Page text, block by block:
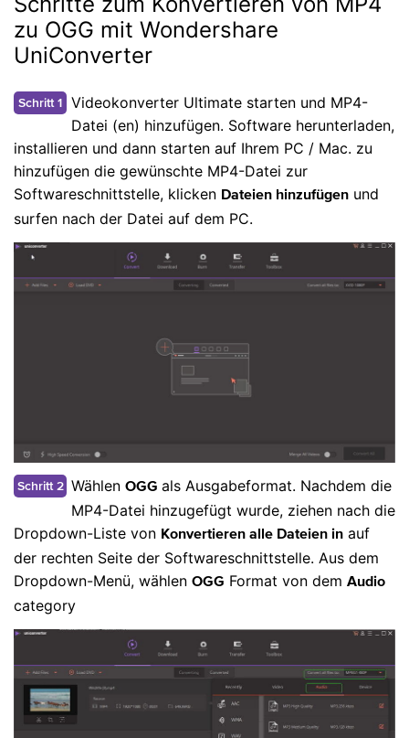
zu OGG mit Wondershare
UniConverter
Schritt 1
Videokonverter Ultimate starten und MP4-
Datei (en) hinzufügen. Software herunterladen,
installieren und dann starten auf Ihrem PC / Mac. zu
hinzufügen die gewünschte MP4-Datei zur
Softwareschnittstelle, klicken Dateien hinzufügen und
surfen nach der Datei auf dem PC.
Schritt 2 Wählen OGG als Ausgabeformat. Nachdem die
MP4-Datei hinzugefügt wurde, ziehen nach die
Dropdown-Liste von Konvertieren alle Dateien in auf
der rechten Seite der Softwareschnittstelle. Aus dem
Dropdown-Menü, wählen OGG Format von dem Audio
category